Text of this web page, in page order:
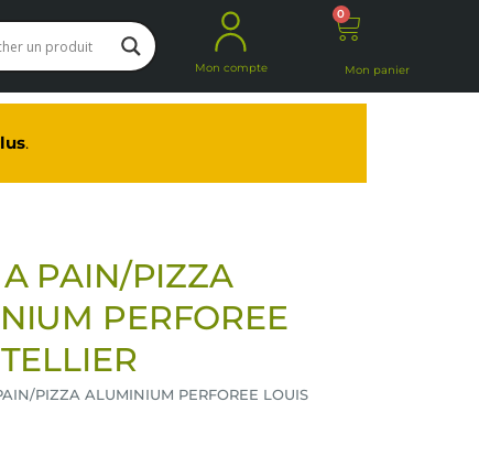
Mon compte
0
Panier
Mon panier
.
PAIN/PIZZA
PERFOREE
PIZZA ALUMINIUM PERFOREE LOUIS